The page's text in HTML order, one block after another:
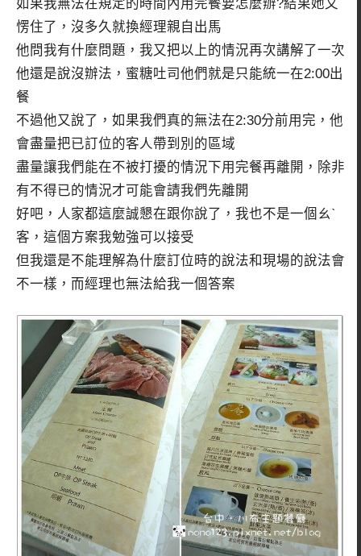
愣住了，沒多久就換經理親自出馬
他問我有什麼問題，我又把以上的情況再次講解了一次
他還是說沒辦法，蜜糖吐司他們就是只能統一在2:00出
餐
不過他又說了，如果我們真的無法在2:30分前用完，他
會盡量把已訂位的客人帶到別的區域
盡量讓我們能在不被打擾的情況下用完餐再離開，除非
有不得已的情況才可能會請我們先離開
好吧，人家都這麼誠懇在跟你說了，我也不是一個ㄠˋ
客，這個方案我勉強可以接受
但我還是不能理解為什麼訂位時的說法和現場的說法會
不一樣，而經理也無法給我一個答案